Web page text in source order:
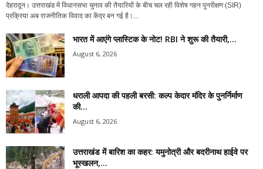
देहरादून। उत्तराखंड में विधानसभा चुनाव की तैयारियों के बीच चल रही विशेष गहन पुनरीक्षण (SIR)
प्रक्रिया अब राजनीतिक विवाद का केंद्र बन गई है।...
भारत में आएंगे प्लास्टिक के नोट! RBI ने शुरू की तैयारी,...
August 6, 2026
धराली आपदा की पहली बरसी: कल्प केदार मंदिर के पुनर्निर्माण
की...
August 6, 2026
उत्तराखंड में बारिश का कहर: यमुनोत्री और बदरीनाथ हाईवे पर
भूस्खलन,...